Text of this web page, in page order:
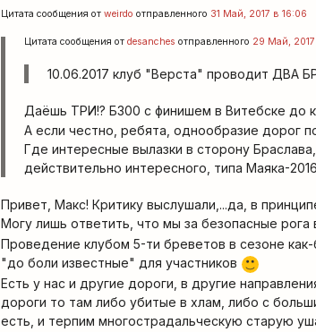
Цитата сообщения отweirdo отправленного 31 Май, 2017 в 16:06
Цитата сообщения отdesanches отправленного 29 Май,
10.06.2017 клуб "Верста" проводит ДВА
Даёшь ТРИ!? Б300 с финишем в Витебске до
А если честно, ребята, однообразие дорог
Где интересные вылазки в сторону
действительно интересного, типа Маяка-
Привет, Макс! Критику выслушали,...да, в
Могу лишь ответить, что мы за безопасные рога
Проведение клубом 5-ти бреветов в сезоне
"до боли известные" для участников
:)
Есть у нас и другие дороги, в другие
дороги то там либо убитые в хлам, либо с
есть, и терпим многострадальческую старую